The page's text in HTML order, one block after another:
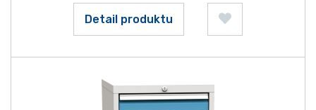
Detail produktu